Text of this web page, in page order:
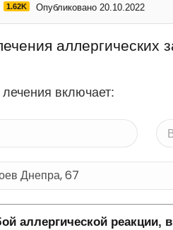
1.62K Опубликовано 20.10.2022
аллергических
включает:
аллергической реакции,